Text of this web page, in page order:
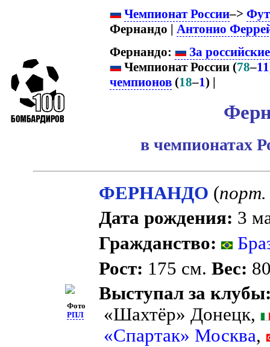
Чемпионат России–>
Фернандо | Антонио
Фернандо:
За
Чемпионат России (78–11
чемпионов (18–1) |
в чемпионатах
Фото
РПЛ
ФЕРНАНДО (порт.
Дата рождения: 3
Гражданство:
Рост: 175 см.Вес:
Выступал за
«Шахтёр» Донецк,
«Спартак» Москва,